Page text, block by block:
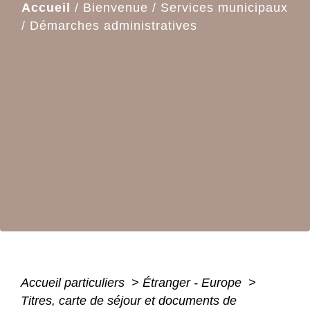
Accueil / Bienvenue / Services municipaux
/ Démarches administratives
Accueil particuliers > Étranger - Europe >
Titres, carte de séjour et documents de